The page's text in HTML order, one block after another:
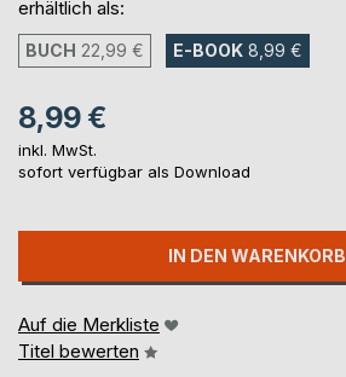
erhältlich als:
BUCH 22,99 € E-BOOK 8,99 €
8,99 €
inkl. MwSt.
sofort verfügbar als Download
IN DEN WARENKORB
Auf die Merkliste
Titel bewerten